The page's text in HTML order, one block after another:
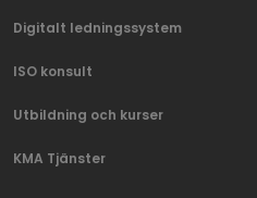
Digitalt ledningssystem
ISO konsult
Utbildning och kurser
KMA Tjänster